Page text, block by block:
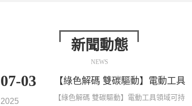
新聞動態
NEWS
07-03
2025
【綠色解碼 雙碳驅動】電動工具
領域可持續發展培訓圓滿落幕！
【綠色解碼 雙碳驅動】電動工具領域可持